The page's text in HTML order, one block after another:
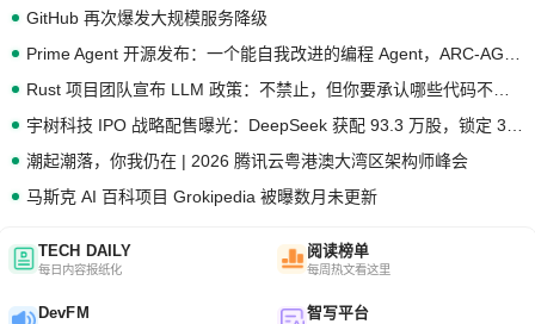
GitHub 再次爆发大规模服务降级
潮起潮落，你我仍在 | 2026 腾讯云粤港澳大湾区架构师峰会
马斯克 AI 百科项目 Grokipedia 被曝数月未更新
TECH DAILY
每日内容报纸化
阅读榜单
每周热文看这里
DevFM 智写平台